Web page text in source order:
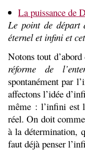
La puissance de
Le point de départ
éternel et infini et
Notons tout
réforme de
spontanément par
affectons l’idée
même : l’infini est
réel. On doit
à la détermination,
faut déjà penser